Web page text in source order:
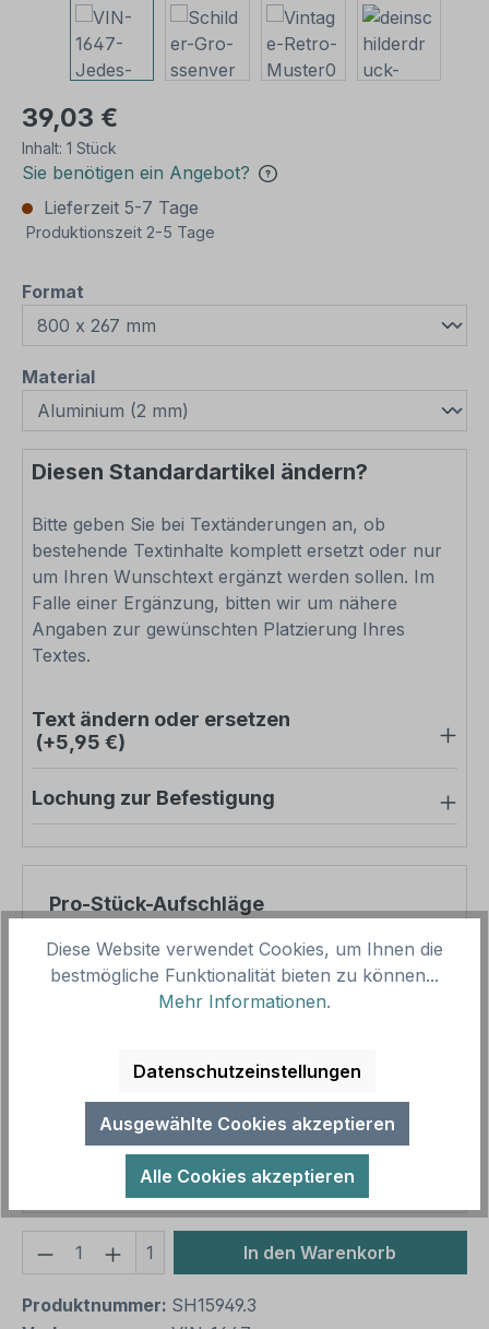
39,03 €
Inhalt: 1 Stück
Sie benötigen ein Angebot?
Lieferzeit 5-7 Tage
Produktionszeit 2-5 Tage
Format
Materialauswählen
Diesen Standardartikel ändern?
Bitte geben Sie bei Textänderungen an, ob
bestehende Textinhalte komplett ersetzt oder nur
um Ihren Wunschtext ergänzt werden sollen. Im
Falle einer Ergänzung, bitten wir um nähere
Angaben zur gewünschten Platzierung Ihres
Textes.
Text ändern oder ersetzen
(+5,95 €)
Lochung zur Befestigung
Pro-Stück-Aufschläge
Produktpreis
39,03 €
Zwischensumme
Gesamtpreis
39,03 €
Preise inkl. MwSt. zzgl. Versandkosten
Aufgrund von Neuberechnungen im Warenkorb sind
abweichende Endpreise möglich.
Produkt Anzahl: Gib den
1 In den Warenkorb
Produktnummer: SH15949.3
Diese Website verwendet Cookies, um Ihnen die
bestmögliche Funktionalität bieten zu können...
Mehr Informationen.
Datenschutzeinstellungen
Ausgewählte Cookies akzeptieren
Alle Cookies akzeptieren